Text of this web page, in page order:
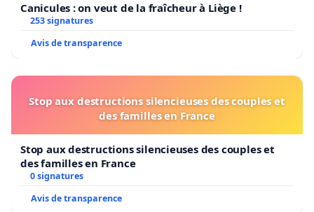
Canicules : on veut de la fraîcheur à Liège !
253 signatures
Avis de transparence
Stop aux destructions silencieuses des couples et
des familles en France
Stop aux destructions silencieuses des couples et
des familles en France
0 signatures
Avis de transparence